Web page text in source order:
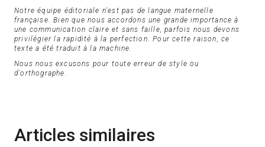
Notre équipe éditoriale n'est pas de langue maternelle
française. Bien que nous accordons une grande importance à
une communication claire et sans faille, parfois nous devons
privilégier la rapidité à la perfection. Pour cette raison, ce
texte a été traduit à la machine.
Nous nous excusons pour toute erreur de style ou
d'orthographe.
Articles similaires